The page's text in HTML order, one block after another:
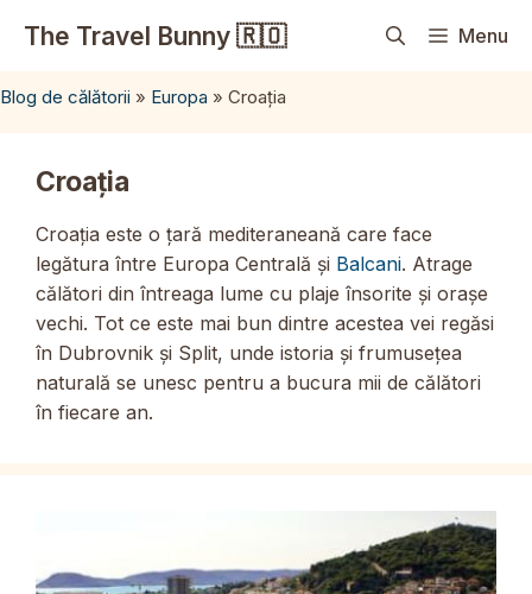
The Travel Bunny 🇷🇴 Menu
Blog de călătorii » Europa » Croația
Croația
Croația este o țară mediteraneană care face
legătura între Europa Centrală și Balcani. Atrage
călători din întreaga lume cu plaje însorite și orașe
vechi. Tot ce este mai bun dintre acestea vei regăsi
în Dubrovnik și Split, unde istoria și frumusețea
naturală se unesc pentru a bucura mii de călători
în fiecare an.